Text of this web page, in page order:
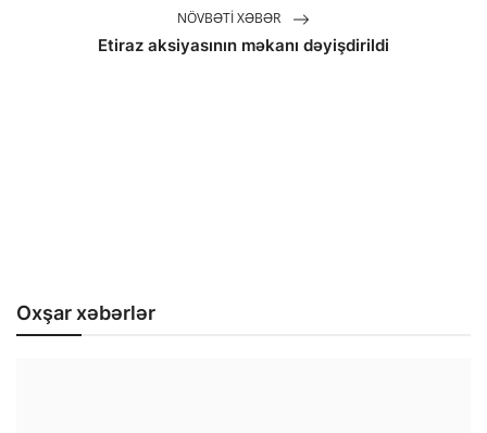
NÖVBƏTI XƏBƏR
Etiraz aksiyasının məkanı dəyişdirildi
Oxşar xəbərlər